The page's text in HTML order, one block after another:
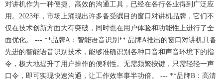
对讲机作为一种便捷、高效的沟通工具，已经在各行各业得到广泛应
用。2023年，市场上涌现出许多备受瞩目的窗口对讲机品牌，它们不
仅在技术创新方面大有突破，同时也在用户体验和功能性上进行了全
面优化。 --- **品牌A：智能语音识别** 品牌A推出的窗口对讲机具备
先进的智能语音识别技术，能够准确识别各种口音和声音环境下的指
令，极大地提升了用户操作的便利性。无需频繁按键，只需轻轻一声
口令，即可实现快速沟通，让工作效率事半功倍。 --- **品牌B：高清